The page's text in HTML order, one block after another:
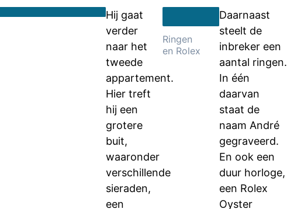
Hij gaat
verder
naar het
tweede
appartement.
Hier treft
hij een
grotere
buit,
waaronder
verschillende
sieraden,
een
Ringen
en Rolex
Daarnaast
steelt de
inbreker een
aantal ringen.
In één
daarvan
staat de
naam André
gegraveerd.
En ook een
duur horloge,
een Rolex
Oyster